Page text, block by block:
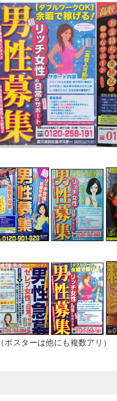
（ポスターは他にも複数アリ）